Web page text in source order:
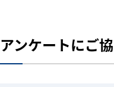
アンケートにご